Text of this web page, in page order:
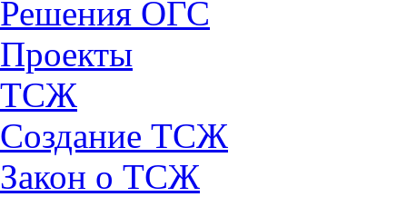
Решения ОГС
Проекты
ТСЖ
Создание ТСЖ
Закон о ТСЖ